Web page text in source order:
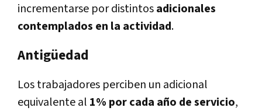
incrementarse por distintosadicionales
contemplados en la actividad.
Antigüedad
Los trabajadores perciben un adicional
equivalente al 1% por cada año de servicio,